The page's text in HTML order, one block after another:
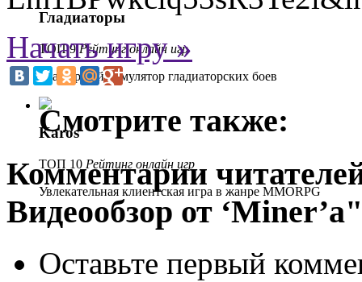
Гладиаторы
ТОП 9Рейтинг онлайн игр
Браузерный симулятор гладиаторских боев
Karos
ТОП 10 Рейтинг онлайн игр
Увлекательная клиентская игра в жанре MMORPG
Начать игру »
Смотрите также:
Комментарии
Видеообзор от ‘Miner’a"
Оставьте первый